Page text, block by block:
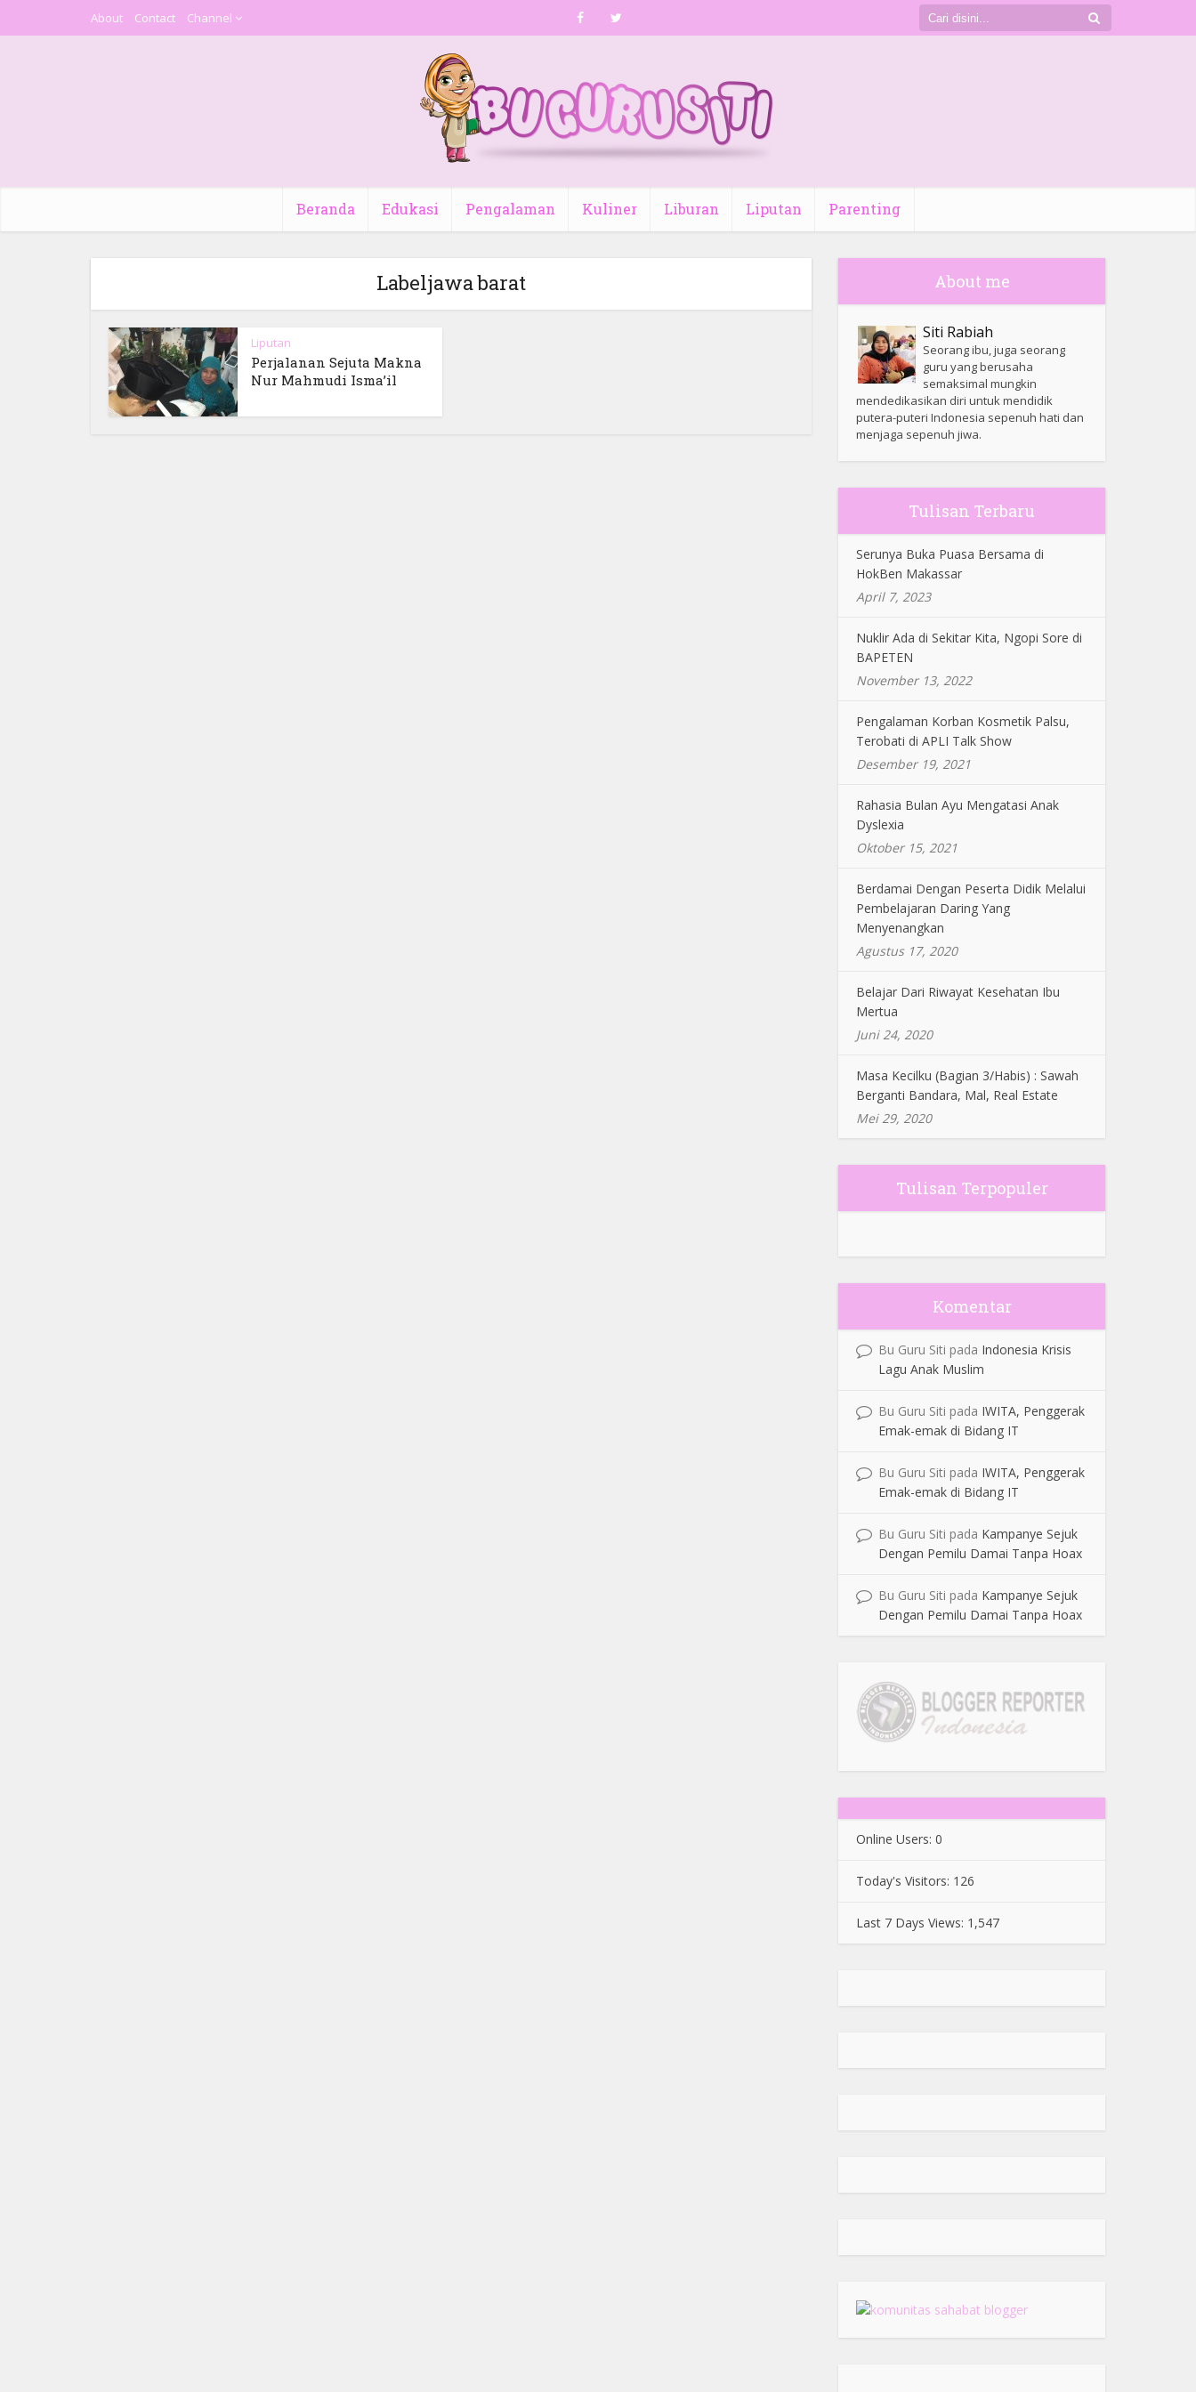
About Contact Channel
Beranda Edukasi Pengalaman Kuliner Liburan Liputan Parenting
Labeljawa barat
Liputan
Perjalanan Sejuta Makna
Nur Mahmudi Isma’il
About me
Siti Rabiah
Seorang ibu, juga seorang
guru yang berusaha
semaksimal mungkin
mendedikasikan diri untuk mendidik
putera-puteri Indonesia sepenuh hati dan
menjaga sepenuh jiwa.
Tulisan Terbaru
Serunya Buka Puasa Bersama di
HokBen Makassar
April 7, 2023
Nuklir Ada di Sekitar Kita, Ngopi Sore di
BAPETEN
November 13, 2022
Pengalaman Korban Kosmetik Palsu,
Terobati di APLI Talk Show
Desember 19, 2021
Rahasia Bulan Ayu Mengatasi Anak
Dyslexia
Oktober 15, 2021
Berdamai Dengan Peserta Didik Melalui
Pembelajaran Daring Yang
Menyenangkan
Agustus 17, 2020
Belajar Dari Riwayat Kesehatan Ibu
Mertua
Juni 24, 2020
Masa Kecilku (Bagian 3/Habis) : Sawah
Berganti Bandara, Mal, Real Estate
Mei 29, 2020
Tulisan Terpopuler
Komentar
Bu Guru Siti pada Indonesia Krisis
Lagu Anak Muslim
Bu Guru Siti pada IWITA, Penggerak
Emak-emak di Bidang IT
Bu Guru Siti pada IWITA, Penggerak
Emak-emak di Bidang IT
Bu Guru Siti pada Kampanye Sejuk
Dengan Pemilu Damai Tanpa Hoax
Bu Guru Siti pada Kampanye Sejuk
Dengan Pemilu Damai Tanpa Hoax
Online Users: 0
Today's Visitors: 126
Last 7 Days Views: 1,547